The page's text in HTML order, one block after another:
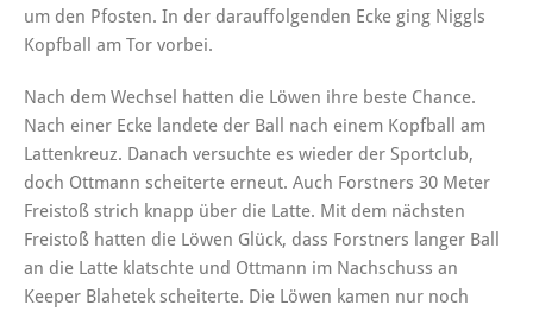
um den Pfosten. In der darauffolgenden Ecke ging Niggls
Kopfball am Tor vorbei.
Nach dem Wechsel hatten die Löwen ihre beste Chance.
Nach einer Ecke landete der Ball nach einem Kopfball am
Lattenkreuz. Danach versuchte es wieder der Sportclub,
doch Ottmann scheiterte erneut. Auch Forstners 30 Meter
Freistoß strich knapp über die Latte. Mit dem nächsten
Freistoß hatten die Löwen Glück, dass Forstners langer Ball
an die Latte klatschte und Ottmann im Nachschuss an
Keeper Blahetek scheiterte. Die Löwen kamen nur noch